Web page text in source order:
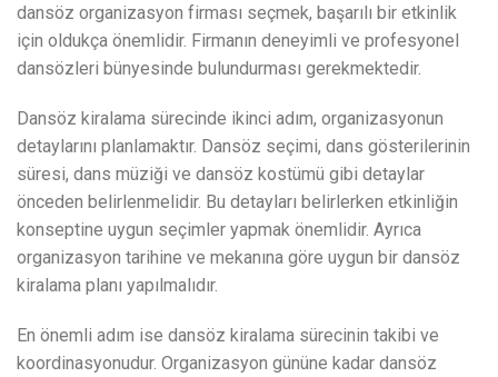
dansöz organizasyon firması seçmek, başarılı bir etkinlik
için oldukça önemlidir. Firmanın deneyimli ve profesyonel
dansözleri bünyesinde bulundurması gerekmektedir.
Dansöz kiralama sürecinde ikinci adım, organizasyonun
detaylarını planlamaktır. Dansöz seçimi, dans gösterilerinin
süresi, dans müziği ve dansöz kostümü gibi detaylar
önceden belirlenmelidir. Bu detayları belirlerken etkinliğin
konseptine uygun seçimler yapmak önemlidir. Ayrıca
organizasyon tarihine ve mekanına göre uygun bir dansöz
kiralama planı yapılmalıdır.
En önemli adım ise dansöz kiralama sürecinin takibi ve
koordinasyonudur. Organizasyon gününe kadar dansöz